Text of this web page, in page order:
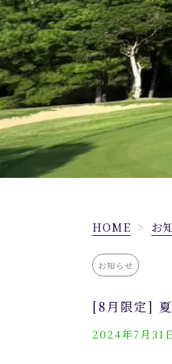
HOME > お
お知らせ
[8月限定] 夏
2024年7月31